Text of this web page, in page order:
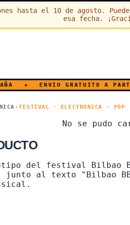
hasta el 10 de agosto.
esa fecha.
ENVIO GRATUITO A
FESTIVAL · ELECTRONICA · POP
· POP ·
No se pudo
del festival Bilbao
junto al texto "Bilbao